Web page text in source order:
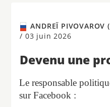
ANDREÏ PIVOVAROV
/ 03 juin 2026
Devenu une
Le responsable
sur Facebook :